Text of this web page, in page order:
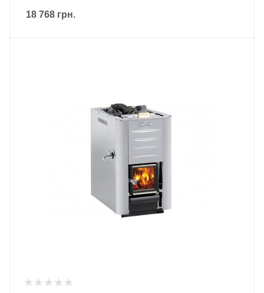
18 768 грн.